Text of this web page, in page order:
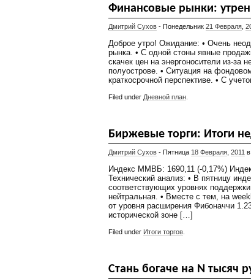
Финансовые рынки:
Дмитрий Сухов - Понедельник 21 Февраля
Доброе утро! Ожидание: • Очень
рынка. • С одной стоны явные
скачек цен на энергоносители из-за
полуострове. • Ситуация на
краткосрочной перспективе. • С
Filed under Дневной план.
Биржевые торги: Итоги
Дмитрий Сухов - Пятница 18 Февраля 2011
Индекс ММВБ: 1690,11 (-0,17%)
Технический анализ: • В пятницу
соответствующих уровнях
нейтральная. • Вместе с тем, на
от уровня расширения Фибоначчи
исторической зоне […]
Filed under Итоги торгов.
Стань богаче на N тысяч